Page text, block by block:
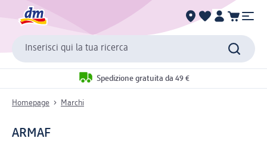
Inserisci qui la tua ricerca
Spedizione gratuita da 49 €
Homepage Marchi
ARMAF